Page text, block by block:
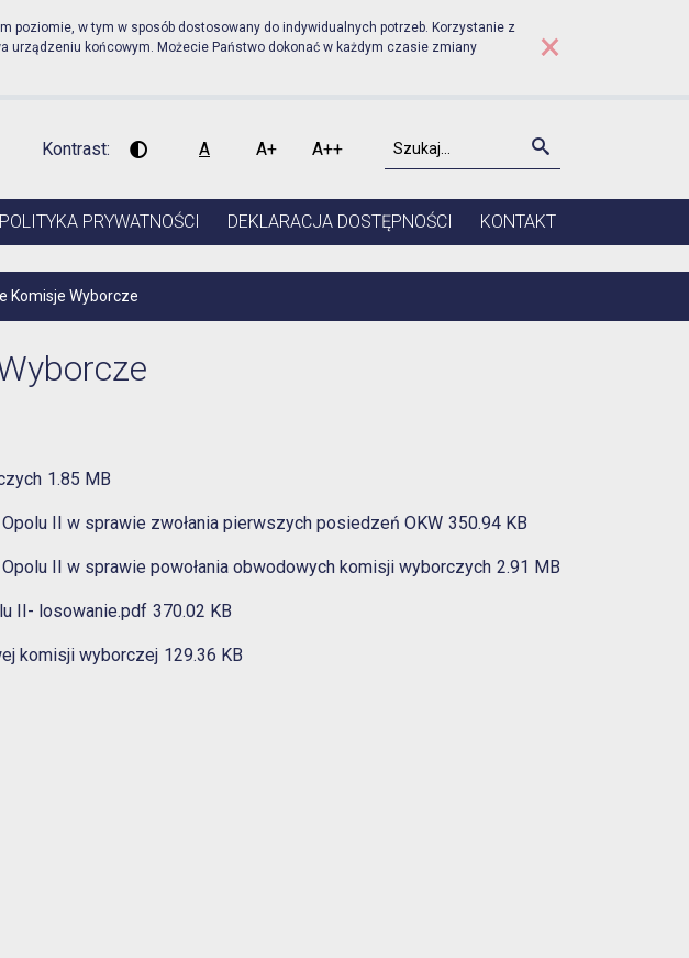
w Prudniku - Obwodowe
poziomie, w tym w sposób dostosowany do indywidualnych potrzeb. Korzystanie z
końcowym. Możecie Państwo dokonać w każdym czasie zmiany
×
Kontrast:
Wysoki kontrast
A
Czcionka domyślna
A+
Czcionka średnia
A++
Czcionka duża
Szukaj Szukaj
POLITYKA PRYWATNOŚCI DEKLARACJA DOSTĘPNOŚCI KONTAKT
Komisje Wyborcze
1.85 MB
II w sprawie zwołania pierwszych posiedzeń OKW 350.94 KB
II w sprawie powołania obwodowych komisji wyborczych 2.91 MB
II- losowanie.pdf 370.02 KB
komisji wyborczej 129.36 KB